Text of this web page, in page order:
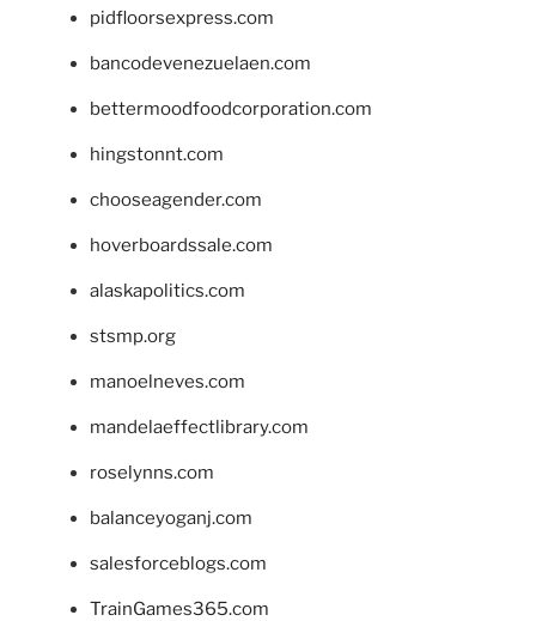
pidfloorsexpress.com
bancodevenezuelaen.com
bettermoodfoodcorporation.com
hingstonnt.com
chooseagender.com
hoverboardssale.com
alaskapolitics.com
stsmp.org
manoelneves.com
mandelaeffectlibrary.com
roselynns.com
balanceyoganj.com
salesforceblogs.com
TrainGames365.com